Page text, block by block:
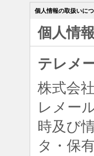
個人情報の取扱いに
個人情
テレメ
株式会
レメー
時及び
タ・保